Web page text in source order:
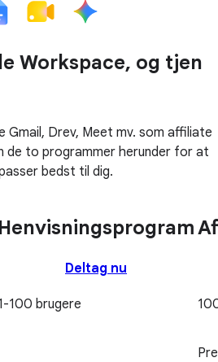
Workspace, og tjen
Drev, Meet mv. som affiliate
de to programmer herunder for at
bedst til dig.
Henvisningsprogram
Deltag nu
100 brugere